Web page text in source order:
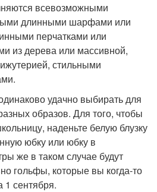
всевозможными
длинными шарфами или
перчатками или
из дерева или массивной,
стильными
удачно выбирать для
образов. Для того, чтобы
наденьте белую блузку
юбку или юбку в
же в таком случае будут
гольфы, которые вы когда-то
1 сентября.